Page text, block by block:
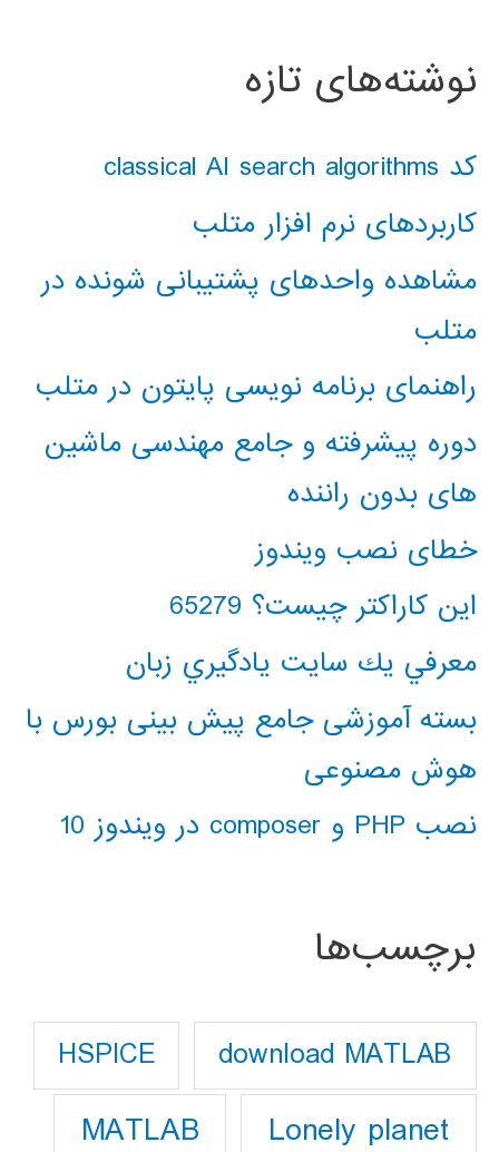
نوشته‌های تازه
کد classical AI search algorithms
کاربردهای نرم افزار متلب
مشاهده واحدهای پشتیبانی شونده در
متلب
راهنمای برنامه نویسی پایتون در متلب
دوره پیشرفته و جامع مهندسی ماشین
های بدون راننده
خطای نصب ویندوز
این کاراکتر چیست؟ 65279
معرفي يك سايت يادگيري زبان
بسته آموزشی جامع پیش بینی بورس با
هوش مصنوعی
نصب PHP و composer در ویندوز 10
برچسب‌ها
download MATLAB
HSPICE
Lonely planet
MATLAB